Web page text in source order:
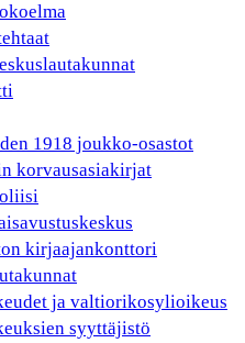
1918 joukko-osastot
korvausasiakirjat
kirjaajankonttori
ja valtiorikosylioikeus
syyttäjistö